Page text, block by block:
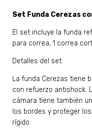
Set Funda Cerezas
El set incluye la funda
para correa, 1 correa
Detalles del set:
La funda Cerezas tiene
con refuerzo antishock.
cámara tiene también
los bordes y proteger
rígido.